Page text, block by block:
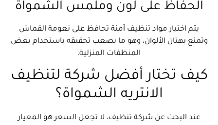
الحفاظ على لون وملمس الشمواة
يتم اختيار مواد تنظيف آمنة تحافظ على نعومة القماش
وتمنع بهتان الألوان، وهو ما يصعب تحقيقه باستخدام بعض
المنظفات المنزلية.
كيف تختار أفضل شركة لتنظيف
الانتريه الشمواة؟
عند البحث عن شركة تنظيف، لا تجعل السعر هو المعيار